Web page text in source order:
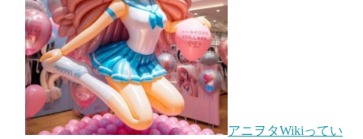
アニヲタWikiってい